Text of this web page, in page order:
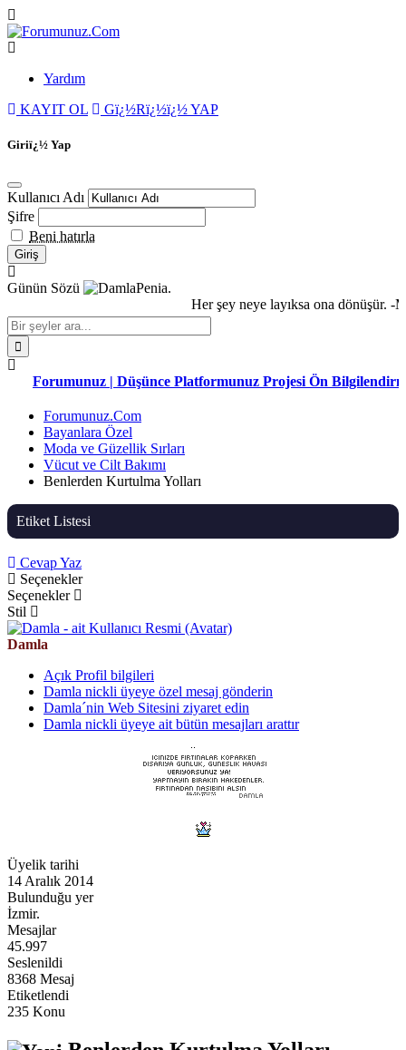
Yardım
KAYIT OL
Gï¿½Rï¿½ï¿½ YAP
Giriï¿½ Yap
Kullanıcı Adı
Şifre
Beni hatırla
Günün Sözü
Penia.
Her şey neye layıksa ona dönüşür. -
Forumunuz | Düşünce Platformunuz Projesi Ön Bilgilendirme
Forumunuz.Com
Bayanlara Özel
Moda ve Güzellik Sırları
Vücut ve Cilt Bakımı
Benlerden Kurtulma Yolları
Etiket Listesi
Cevap Yaz
Seçenekler
Seçenekler
Stil
Damla
Açık Profil bilgileri
Damla nickli üyeye özel mesaj gönderin
Damla´nin Web Sitesini ziyaret edin
Damla nickli üyeye ait bütün mesajları arattır
Üyelik tarihi
14 Aralık 2014
Bulunduğu yer
İzmir.
Mesajlar
45.997
Seslenildi
8368 Mesaj
Etiketlendi
235 Konu